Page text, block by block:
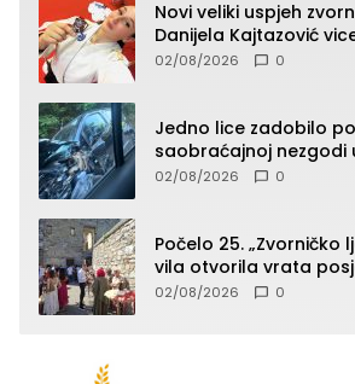
Novi veliki uspjeh
Danijela Kajtazović
Balkana u seniorskoj
02/08/2026 0
Jedno lice zadobilo
saobraćajnoj nezgodi
(FOTO)
02/08/2026 0
Počelo 25. „Zvorničko
vila otvorila vrata
02/08/2026 0